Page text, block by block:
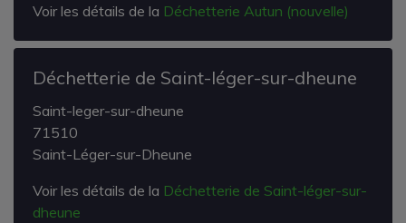
Voir les détails de la Déchetterie Autun (nouvelle)
Déchetterie de Saint-léger-sur-dheune
Saint-leger-sur-dheune
71510
Saint-Léger-sur-Dheune
Voir les détails de la Déchetterie de Saint-léger-sur-
dheune